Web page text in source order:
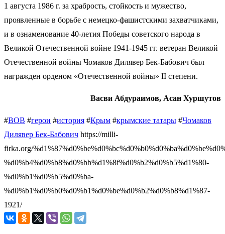
1 августа 1986 г. за храбрость, стойкость и мужество,
проявленные в борьбе с немецко-фашистскими захватчиками,
и в ознаменование 40-летия Победы советского народа в
Великой Отечественной войне 1941-1945 гг. ветеран Великой
Отечественной войны Чомаков Дилявер Бек-Бабович был
награжден орденом «Отечественной войны» II степени.
Васви Абдураимов, Асан Хуршутов
#ВОВ #герои #история #Крым #крымские татары #Чомаков
Дилявер Бек-Бабович https://milli-
firka.org/
%d0%b4%d0%b8%d0%bb%d1%8f%d0%b2%d0%b5%d1%80-
%d0%b1%d0%b5%d0%ba-
%d0%b1%d0%b0%d0%b1%d0%be%d0%b2%d0%b8%d1%87-
1921/